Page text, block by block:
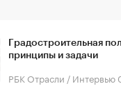
Градостроительная
принципы и задачи
РБК Отрасли / Интервью